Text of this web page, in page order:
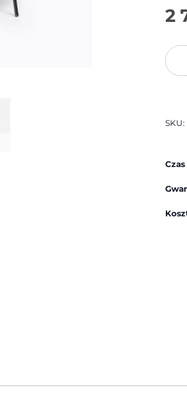
ilość
Krzesło
SKU: